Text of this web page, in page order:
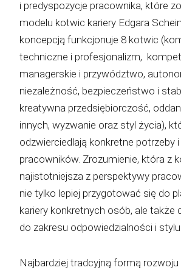
i predyspozycje pracownika, które
modelu kotwic kariery Edgara
koncepcją funkcjonuje 8 kotwic
techniczne i profesjonalizm,
managerskie i przywództwo,
niezależność, bezpieczeństwo i
kreatywna przedsiębiorczość,
innych, wyzwanie oraz styl życia),
odzwierciedlają konkretne potrzeby
pracowników. Zrozumienie, która z
najistotniejsza z perspektywy
nie tylko lepiej przygotować się do
kariery konkretnych osób, ale
do zakresu odpowiedzialności i stylu
Najbardziej tradcyjną formą rozwoju